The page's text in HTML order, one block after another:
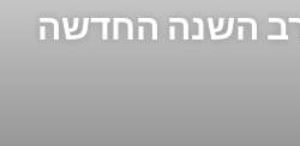
השנה החדשה